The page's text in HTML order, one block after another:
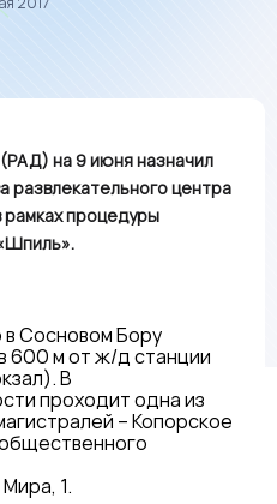
на 9 июня назначил
развлекательного центра
рамках процедуры
Сосновом Бору
600 м от ж/д станции
В
проходит одна из
– Копорское
1.